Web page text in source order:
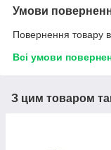
Умови
Повернення товару
Всі умови
З цим товаром